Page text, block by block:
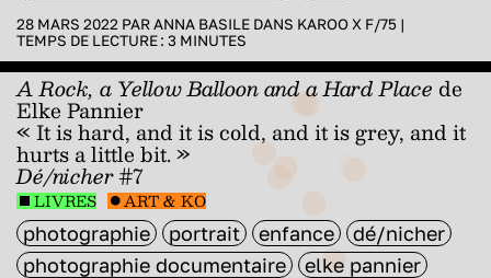
28 MARS 2022 PARANNA BASILE DANS KAROO X F/75 |
TEMPS DE LECTURE : 3 MINUTES
A Rock, a Yellow Balloon and a Hard Place de
Elke Pannier
« It is hard, and it is cold, and it is grey, and it
hurts a little bit. »
Dé/nicher#7
LIVRES ART & KO
photographie portrait enfance
dé/nicher
photographie documentaire
elke pannier